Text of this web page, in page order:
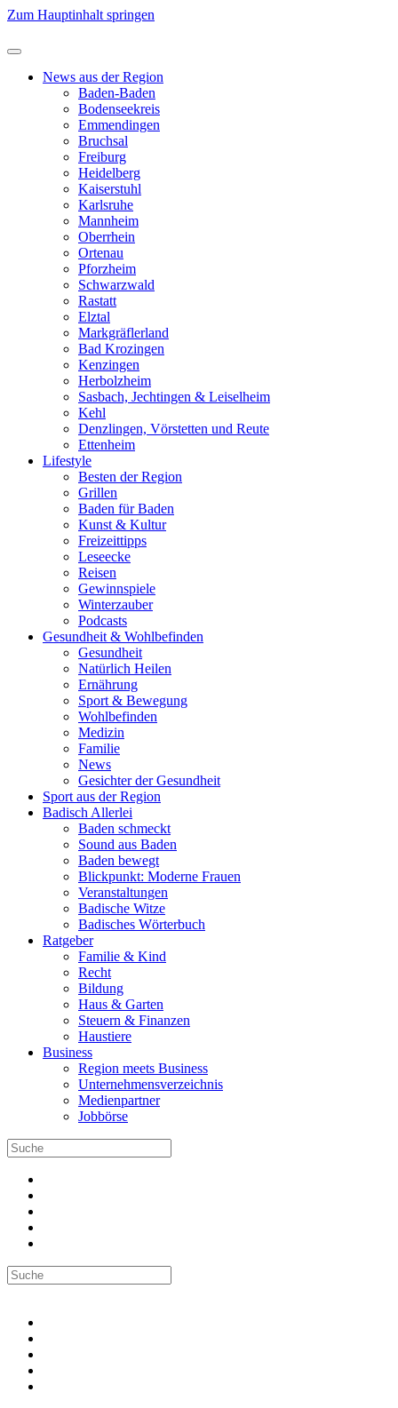
Zum Hauptinhalt springen
News aus der Region
Baden-Baden
Bodenseekreis
Emmendingen
Bruchsal
Freiburg
Heidelberg
Kaiserstuhl
Karlsruhe
Mannheim
Oberrhein
Ortenau
Pforzheim
Schwarzwald
Rastatt
Elztal
Markgräflerland
Bad Krozingen
Kenzingen
Herbolzheim
Sasbach, Jechtingen & Leiselheim
Kehl
Denzlingen, Vörstetten und Reute
Ettenheim
Lifestyle
Besten der Region
Grillen
Baden für Baden
Kunst & Kultur
Freizeittipps
Leseecke
Reisen
Gewinnspiele
Winterzauber
Podcasts
Gesundheit & Wohlbefinden
Gesundheit
Natürlich Heilen
Ernährung
Sport & Bewegung
Wohlbefinden
Medizin
Familie
News
Gesichter der Gesundheit
Sport aus der Region
Badisch Allerlei
Baden schmeckt
Sound aus Baden
Baden bewegt
Blickpunkt: Moderne Frauen
Veranstaltungen
Badische Witze
Badisches Wörterbuch
Ratgeber
Familie & Kind
Recht
Bildung
Haus & Garten
Steuern & Finanzen
Haustiere
Business
Region meets Business
Unternehmensverzeichnis
Medienpartner
Jobbörse